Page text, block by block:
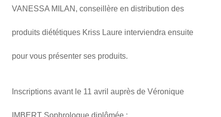
VANESSA MILAN, conseillère en distribution des
produits diététiques Kriss Laure interviendra ensuite
pour vous présenter ses produits.
Inscriptions avant le 11 avril auprès de Véronique